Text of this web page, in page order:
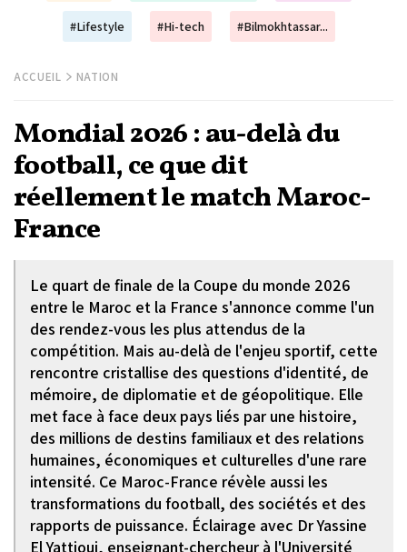
#Lifestyle #Hi-tech #Bilmokhtassar...
ACCUEIL NATION
Mondial 2026 : au-delà du
football, ce que dit
réellement le match Maroc-
France
Le quart de finale de la Coupe du monde 2026
entre le Maroc et la France s'annonce comme l'un
des rendez-vous les plus attendus de la
compétition. Mais au-delà de l'enjeu sportif, cette
rencontre cristallise des questions d'identité, de
mémoire, de diplomatie et de géopolitique. Elle
met face à face deux pays liés par une histoire,
des millions de destins familiaux et des relations
humaines, économiques et culturelles d'une rare
intensité. Ce Maroc-France révèle aussi les
transformations du football, des sociétés et des
rapports de puissance. Éclairage avec Dr Yassine
El Yattioui, enseignant-chercheur à l'Université